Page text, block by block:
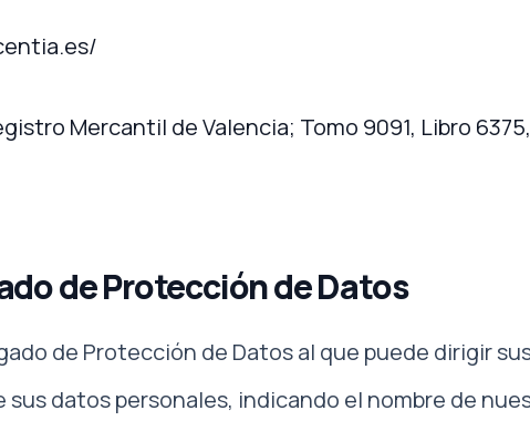
Mercantil de Valencia; Tomo 9091, Libro
de Protección de Datos
de Protección de Datos al que puede dirigir
datos personales, indicando el nombre de